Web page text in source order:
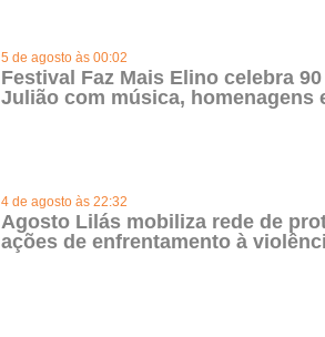
5 de agosto às 00:02
Festival Faz Mais Elino celebra
Julião com música, homenagens
4 de agosto às 22:32
Agosto Lilás mobiliza rede de
ações de enfrentamento à